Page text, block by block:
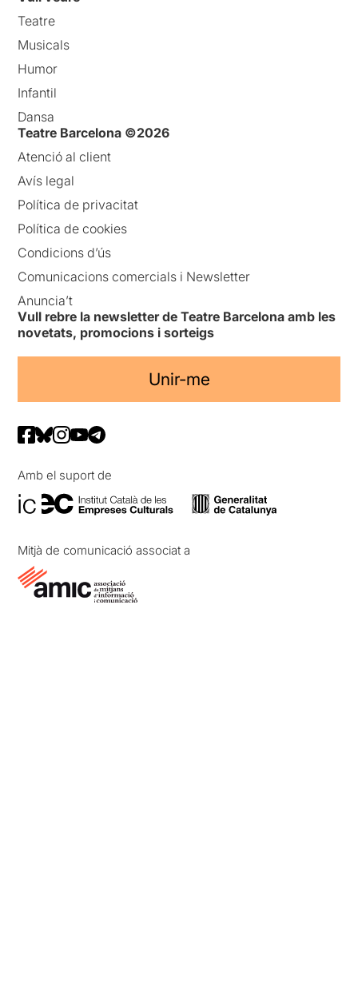
Teatre
Musicals
Humor
Infantil
Dansa
Teatre Barcelona ©2026
Atenció al client
Avís legal
Política de privacitat
Política de cookies
Condicions d’ús
Comunicacions comercials i Newsletter
Anuncia’t
Vull rebre la newsletter de Teatre Barcelona amb les
novetats, promocions i sorteigs
Unir-me
Amb el suport de
Mitjà de comunicació associat a